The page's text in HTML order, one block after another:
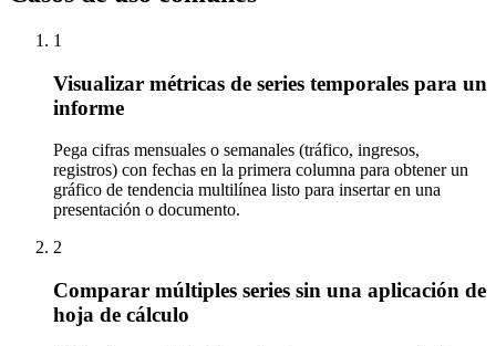
1
Visualizar métricas de series temporales para un
informe
Pega cifras mensuales o semanales (tráfico, ingresos,
registros) con fechas en la primera columna para obtener un
gráfico de tendencia multilínea listo para insertar en una
presentación o documento.
2
Comparar múltiples series sin una aplicación de
hoja de cálculo